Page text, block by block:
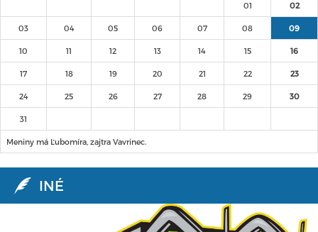
01 02
03 04 05 06 07 08 09
10 11 12 13 14 15 16
17 18 19 20 21 22 23
24 25 26 27 28 29 30
31
Meniny má Ľubomíra, zajtra Vavrinec.
INÉ